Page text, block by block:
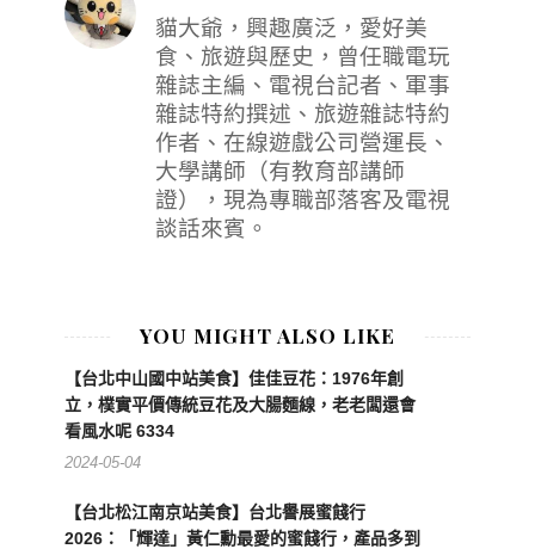
貓大爺，興趣廣泛，愛好美
食、旅遊與歷史，曾任職電玩
雜誌主編、電視台記者、軍事
雜誌特約撰述、旅遊雜誌特約
作者、在線遊戲公司營運長、
大學講師（有教育部講師
證），現為專職部落客及電視
談話來賓。
YOU MIGHT ALSO LIKE
【台北中山國中站美食】佳佳豆花：1976年創
立，樸實平價傳統豆花及大腸麵線，老老闆還會
看風水呢 6334
2024-05-04
【台北松江南京站美食】台北譽展蜜餞行
2026：「輝達」黃仁勳最愛的蜜餞行，產品多到